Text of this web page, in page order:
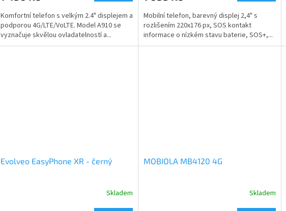
Komfortní telefon s velkým 2.4" displejem a
podporou 4G/LTE/VoLTE. Model A910 se
vyznačuje skvělou ovladatelností a...
Mobilní telefon, barevný displej 2,4" s
rozlišením 220x176 px, SOS kontakt
informace o nízkém stavu baterie, SOS+,...
Evolveo EasyPhone XR - černý
Skladem
MOBIOLA MB4120 4G
Skladem